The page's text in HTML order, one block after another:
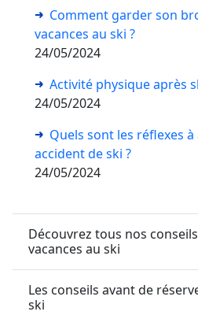
Comment garder son
vacances au ski ?
24/05/2024
Activité physique après
24/05/2024
Quels sont les réflexes
accident de ski ?
24/05/2024
Découvrez tous nos
vacances au ski
Les conseils avant de
ski